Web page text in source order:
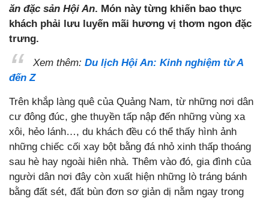
ăn đặc sản Hội An. Món này từng khiến bao thực
khách phải lưu luyến mãi hương vị thơm ngon đặc
trưng.
Xem thêm: Du lịch Hội An: Kinh nghiệm từ A
đến Z
Trên khắp làng quê của Quảng Nam, từ những nơi dân
cư đông đúc, ghe thuyền tấp nập đến những vùng xa
xôi, hẻo lánh…, du khách đều có thể thấy hình ảnh
những chiếc cối xay bột bằng đá nhỏ xinh thấp thoáng
sau hè hay ngoài hiên nhà. Thêm vào đó, gia đình của
người dân nơi đây còn xuất hiện những lò tráng bánh
bằng đất sét, đất bùn đơn sơ giản dị nằm ngay trong